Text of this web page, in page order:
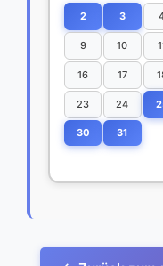
2 3
9 10
16 17
23 24
30 31